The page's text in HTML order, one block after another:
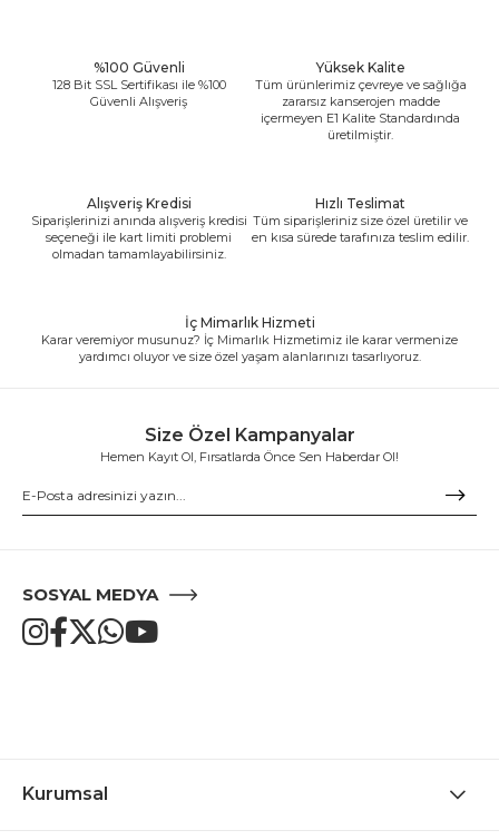
%100 Güvenli
128 Bit SSL Sertifikası ile %100
Güvenli Alışveriş
Yüksek Kalite
Tüm ürünlerimiz çevreye ve sağlığa
zararsız kanserojen madde
içermeyen E1 Kalite Standardında
üretilmiştir.
Alışveriş Kredisi
Siparişlerinizi anında alışveriş kredisi
seçeneği ile kart limiti problemi
olmadan tamamlayabilirsiniz.
Hızlı Teslimat
Tüm siparişleriniz size özel üretilir ve
en kısa sürede tarafınıza teslim edilir.
İç Mimarlık Hizmeti
Karar veremiyor musunuz? İç Mimarlık Hizmetimiz ile karar vermenize
yardımcı oluyor ve size özel yaşam alanlarınızı tasarlıyoruz.
Size Özel Kampanyalar
Hemen Kayıt Ol, Fırsatlarda Önce Sen Haberdar Ol!
SOSYAL MEDYA
Kurumsal